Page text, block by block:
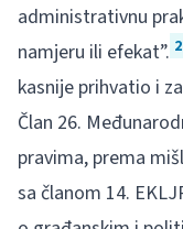
administrativnu
namjeru ili efekat”.
kasnije prihvatio i
Član 26.
pravima, prema
sa članom 14.